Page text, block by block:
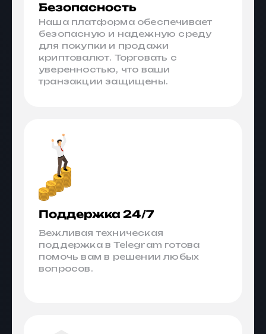
Безопасность
Наша платформа обеспечивает
безопасную и надежную среду
для покупки и продажи
криптовалют. Торговать с
уверенностью, что ваши
транзакции защищены.
Поддержка 24/7
Вежливая техническая
поддержка в Telegram готова
помочь вам в решении любых
вопросов.